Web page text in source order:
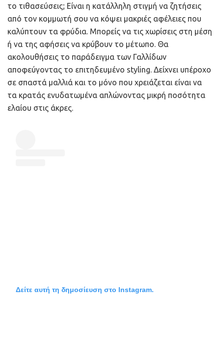
το τιθασεύσεις; Είναι η κατάλληλη στιγμή να ζητήσεις
από τον κομμωτή σου να κόψει μακριές αφέλειες που
καλύπτουν τα φρύδια. Μπορείς να τις χωρίσεις στη μέση
ή να της αφήσεις να κρύβουν το μέτωπο. Θα
ακολουθήσεις το παράδειγμα των Γαλλίδων
αποφεύγοντας το επιτηδευμένο styling. Δείχνει υπέροχο
σε σπαστά μαλλιά και το μόνο που χρειάζεται είναι να
τα κρατάς ενυδατωμένα απλώνοντας μικρή ποσότητα
ελαίου στις άκρες.
Δείτε αυτή τη δημοσίευση στο Instagram.